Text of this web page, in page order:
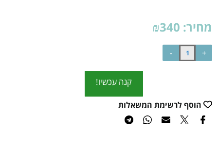
מחיר: ₪340
קנה עכשיו!
הוסף לרשימת המשאלות